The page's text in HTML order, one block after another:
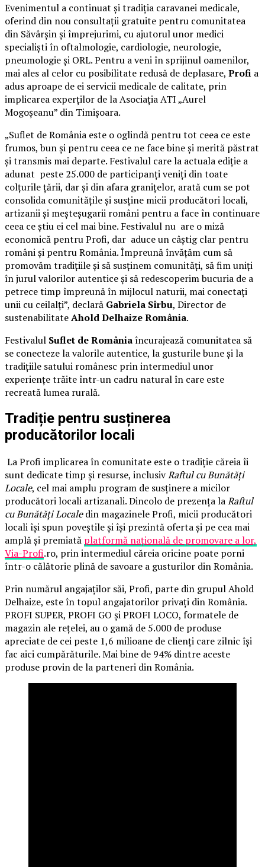
Evenimentul a continuat și tradiția caravanei medicale,
oferind din nou consultații gratuite pentru comunitatea
din Săvârșin și împrejurimi, cu ajutorul unor medici
specialiști în oftalmologie, cardiologie, neurologie,
pneumologie și ORL. Pentru a veni în sprijinul oamenilor,
mai ales al celor cu posibilitate redusă de deplasare, Profi a
adus aproape de ei servicii medicale de calitate, prin
implicarea experților de la Asociația ATI „Aurel
Mogoșeanu” din Timișoara.
„Suflet de România este o oglindă pentru tot ceea ce este
frumos, bun și pentru ceea ce ne face bine și merită păstrat
și transmis mai departe. Festivalul care la actuala ediție a
adunat peste 25.000 de participanți veniți din toate
colțurile țării, dar și din afara granițelor, arată cum se pot
consolida comunitățile și susține micii producători locali,
artizanii și meșteșugarii români pentru a face în continuare
ceea ce știu ei cel mai bine. Festivalul nu are o miză
economică pentru Profi, dar aduce un câștig clar pentru
români și pentru România. Împreună învățăm cum să
promovăm tradițiile și să susținem comunități, să fim uniți
în jurul valorilor autentice și să redescoperim bucuria de a
petrece timp împreună în mijlocul naturii, mai conectați
unii cu ceilalți”, declară Gabriela Sîrbu, Director de
sustenabilitateAhold Delhaize România.
Festivalul Suflet de Româniaîncurajează comunitatea să
se conecteze la valorile autentice, la gusturile bune și la
tradițiile satului românesc prin intermediul unor
experiențe trăite într-un cadru natural în care este
recreată lumea rurală.
Tradiție pentru susținerea
producătorilor locali
La Profi implicarea în comunitate este o tradiție căreia îi
sunt dedicate timp și resurse, inclusivRaftul cu Bunătăți
Locale, cel mai amplu program de susținere a micilor
producători locali artizanali. Dincolo de prezența laRaftul
cu Bunătăți Localedin magazinele Profi, micii producători
locali își spun poveștile și își prezintă oferta și pe cea mai
amplă și premiată platformă națională de promovare a lor,
Via-Profi.ro, prin intermediul căreia oricine poate porni
într-o călătorie plină de savoare a gusturilor din România.
Prin numărul angajaților săi, Profi, parte din grupul Ahold
Delhaize, este în topul angajatorilor privați din România.
PROFI SUPER, PROFI GO și PROFI LOCO, formatele de
magazin ale rețelei, au o gamă de 5.000 de produse
apreciate de cei peste 1,6 milioane de clienți care zilnic își
fac aici cumpărăturile. Mai bine de 94% dintre aceste
produse provin de la parteneri din România.